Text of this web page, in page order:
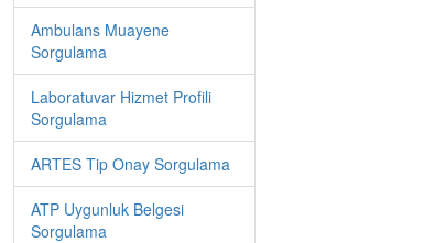
Ambulans Muayene
Sorgulama
Laboratuvar Hizmet Profili
Sorgulama
ARTES Tip Onay Sorgulama
ATP Uygunluk Belgesi
Sorgulama